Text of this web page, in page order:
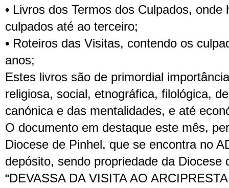
• Livros dos Termos dos Culpados, onde
culpados até ao terceiro;
• Roteiros das Visitas, contendo os
anos;
Estes livros são de primordial
religiosa, social, etnográfica, filológica,
canónica e das mentalidades, e até
O documento em destaque este mês,
Diocese de Pinhel, que se encontra no
depósito, sendo propriedade da Diocese
“DEVASSA DA VISITA AO